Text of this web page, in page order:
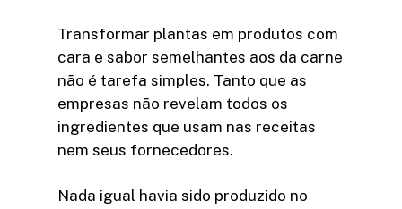
Transformar plantas em produtos com
cara e sabor semelhantes aos da carne
não é tarefa simples. Tanto que as
empresas não revelam todos os
ingredientes que usam nas receitas
nem seus fornecedores.
Nada igual havia sido produzido no